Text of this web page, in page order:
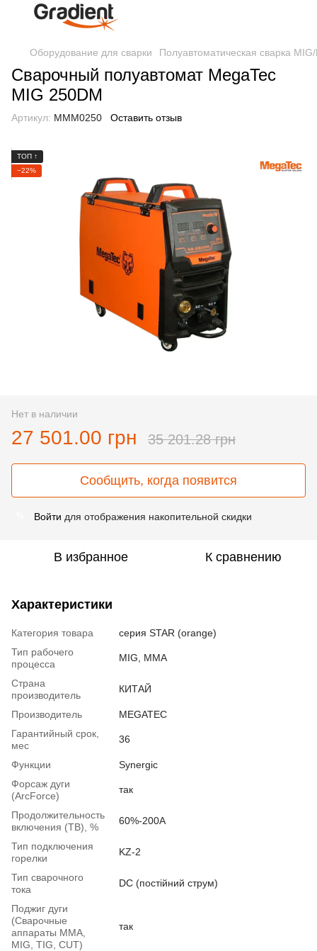
Оборудование для сварки Полуавтоматическая сварка
Сварочный полуавтомат MegaTec
MIG 250DM
Артикул: MMM0250 Оставить отзыв
ТОП ↑
−22%
Нет в наличии
27 501.00 грн 35 201.28 грн
Сообщить, когда появится
Войти для отображения накопительной скидки
В избранное К сравнению
Характеристики
Категория товара
серия STAR (orange)
Тип рабочего
процесса
MIG, MMA
Страна
производитель
КИТАЙ
Производитель
MEGATEC
Гарантийный срок,
мес
36
Функции
Synergic
Форсаж дуги
(ArcForce)
так
Продолжительность
включения (ТВ), %
60%-200А
Тип подключения
горелки
KZ-2
Тип сварочного
тока
DC (постійний струм)
Поджиг дуги
(Сварочные
аппараты ММА,
MIG, TIG, CUT)
так